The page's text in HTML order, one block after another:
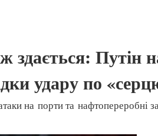
здається: Путін
удару по
на порти та нафтопереробні